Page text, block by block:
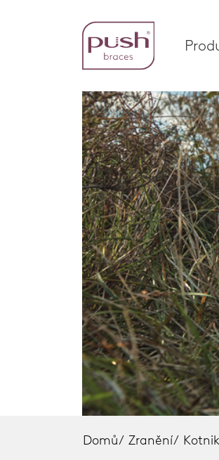
Home
Produkty
Profily ortéz
Ortézy zápěstí
Bandáže pro ruku
Kotníkové ortézy
Ortézy na chodidlo
Kolenní ortézy
Bederní ortézy
Krční límce
Loketní ortézy
Ramenní ortézy
Domů/ Zranění/ Kotnik